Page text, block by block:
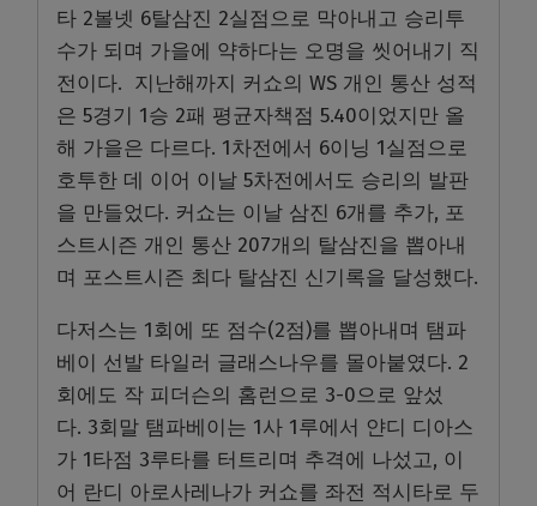
타 2볼넷 6탈삼진 2실점으로 막아내고 승리투
수가 되며 가을에 약하다는 오명을 씻어내기 직
전이다. 지난해까지 커쇼의 WS 개인 통산 성적
은 5경기 1승 2패 평균자책점 5.40이었지만 올
해 가을은 다르다. 1차전에서 6이닝 1실점으로
호투한 데 이어 이날 5차전에서도 승리의 발판
을 만들었다. 커쇼는 이날 삼진 6개를 추가, 포
스트시즌 개인 통산 207개의 탈삼진을 뽑아내
며 포스트시즌 최다 탈삼진 신기록을 달성했다.
다저스는 1회에 또 점수(2점)를 뽑아내며 탬파
베이 선발 타일러 글래스나우를 몰아붙였다. 2
회에도 작 피더슨의 홈런으로 3-0으로 앞섰
다. 3회말 탬파베이는 1사 1루에서 얀디 디아스
가 1타점 3루타를 터트리며 추격에 나섰고, 이
어 란디 아로사레나가 커쇼를 좌전 적시타로 두